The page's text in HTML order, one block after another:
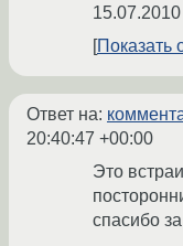
Показать
Ответ на:
20:40:47 +00:00
Это
спасибо